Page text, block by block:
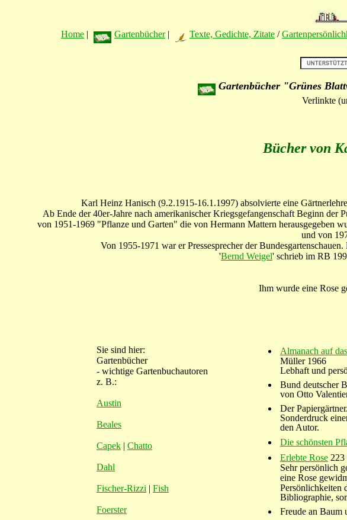
Home | Gartenbücher| Texte, Gedichte, Zitate /
Gartenbücher "Grünes
Verlinkte
Bücher von
Karl Heinz Hanisch (9.2.1915-16.1.1997) absolvierte eine
Ab Ende der 40er-Jahre nach amerikanischer Kriegsgefangenschaft Beginn
von 1951-1969 "Pflanze und Garten" die von Hermann Mattern
und von
Von 1955-1971 war er Pressesprecher der
'Bernd Weigel' schrieb im RB
Ihm wurde eine Rose
Sie sind hier:
Gartenbücher
- wichtige Gartenbuchautoren
z. B.:
Austin
Beales
Capek | Chatto
Dahl
Fischer-Rizzi | Fish
Foerster
Almanach auf
Müller 1966
Lebhaft und
Bund deutscher
von Otto
Der
Sonderdruck
den Autor.
Die schönsten
Erlebte Rose 223
Sehr persönlich
eine Rose
Persönlichkeiten
Bibliographie,
Freude an Baum